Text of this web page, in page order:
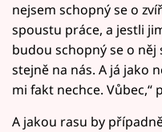
nejsem schopný se o
spoustu práce, a jestli
budou schopný se o něj
stejně na nás. A já jako
mi fakt nechce. Vůbec,“
A jakou rasu by